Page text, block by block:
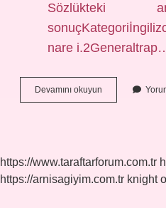
Sözlükteki
nare
Devamını okuyun
Ne
https://www.taraftarforum.com.tr
https://arnisagiyim.com.tr knight